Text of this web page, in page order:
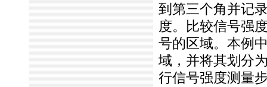
到第三个角并记
度。比较信号强
号的区域。本例
域，并将其划分
行信号强度测量